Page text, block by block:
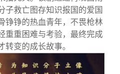
子救亡图存知识报国的爱国
铮铮的热血青年，不畏枪林
重重困难与考验，最终完成
转变的成长故事。